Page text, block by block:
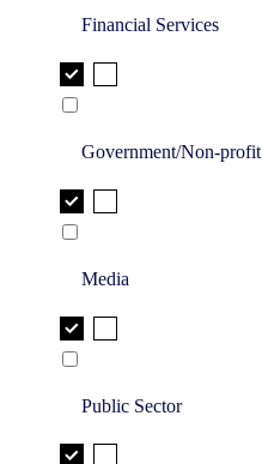
Financial Services
Government/Non-profit
Media
Public Sector